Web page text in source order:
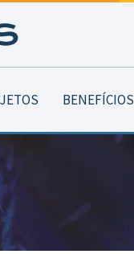
BENEFÍCIOS